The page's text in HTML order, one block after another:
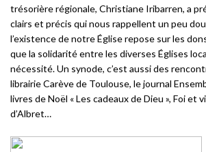
trésorière régionale, Christiane Iribarren, a
clairs et précis qui nous rappellent un peu
l’existence de notre Église repose sur les
que la solidarité entre les diverses Églises
nécessité. Un synode, c’est aussi des
librairie Carève de Toulouse, le journal
livres de Noël « Les cadeaux de Dieu », Foi et
d’Albret…